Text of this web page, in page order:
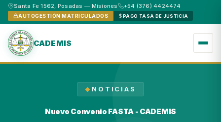
Santa Fe 1562, Posadas — Misiones +54 (376) 4424474
AUTOGESTIÓN MATRICULADOS PAGO TASA DE JUSTICIA
CADEMIS
NOTICIAS
Nuevo Convenio FASTA - CADEMIS